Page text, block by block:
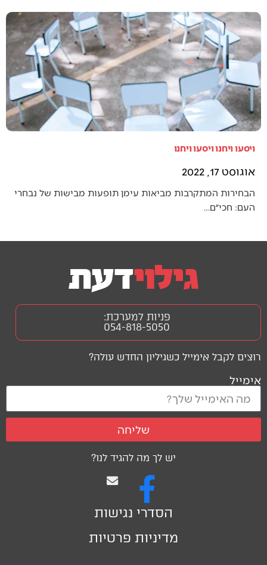
ויסעו ויחנו ויסעו ויחנו
אוגוסט 17, 2022
הבחירות המתקרבות מביאות עימן תופעות מבישות של נבחרי
העם: חכי״ם…
יש לך מה להגיד לנו?
הסדרי נגישות
מדיניות פרטיות
רוצים לקבל אימייל כשגיליון החדש עולה?
אימייל
שליחה
פניות למערכת:
054-818-5050